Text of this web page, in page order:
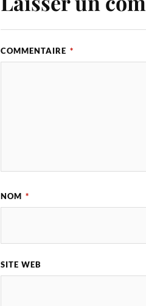
COMMENTAIRE *
NOM *
SITE WEB